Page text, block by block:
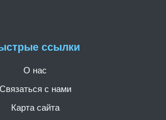
ссылки
О нас
Связаться с нами
Карта сайта